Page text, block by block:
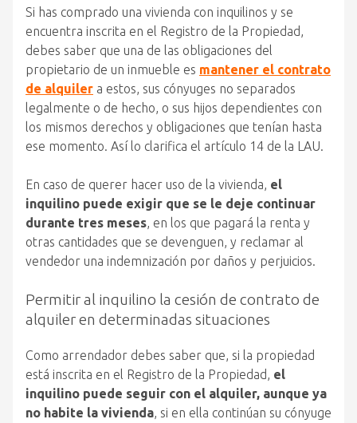
Si has comprado una vivienda con inquilinos y se
encuentra inscrita en el Registro de la Propiedad,
debes saber que una de las obligaciones del
propietario de un inmueble es mantener el contrato
de alquiler a estos, sus cónyuges no separados
legalmente o de hecho, o sus hijos dependientes con
los mismos derechos y obligaciones que tenían hasta
ese momento. Así lo clarifica el artículo 14 de la LAU.
En caso de querer hacer uso de la vivienda, el
inquilino puede exigir que se le deje continuar
durante tres meses, en los que pagará la renta y
otras cantidades que se devenguen, y reclamar al
vendedor una indemnización por daños y perjuicios.
Permitir al inquilino la cesión de contrato de
alquiler en determinadas situaciones
Como arrendador debes saber que, si la propiedad
está inscrita en el Registro de la Propiedad, el
inquilino puede seguir con el alquiler, aunque ya
no habite la vivienda , si en ella continúan su cónyuge